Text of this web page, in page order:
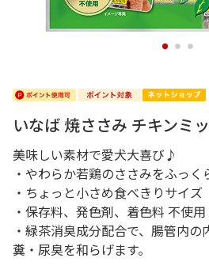
1 2 3
いなば 焼ささみ チキンミ
美味しい素材で愛犬大喜び♪
・やわらか若鶏のささみをふっく
・ちょっと小さめ食べきりサイズ
・保存料、発色剤、着色料 不使用
・緑茶消臭成分配合で、腸管内の
糞・尿臭を和らげます。